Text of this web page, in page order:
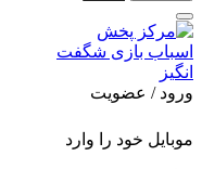
ورود / عضویت
موبایل خود را وارد